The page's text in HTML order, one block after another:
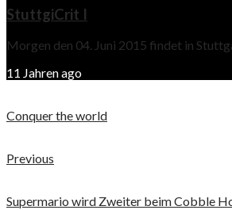
StuttgiCrit I
Morgen den 04. Juni 2015 findet in
11 Jahren ago
Conquer the world
Previous
Supermario wird Zweiter beim Cobble